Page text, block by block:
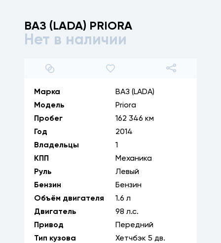
ВАЗ (LADA) PRIORA
Нет в наличии
1/ 32
Марка
ВАЗ (LADA)
Модель
Priora
Пробег
162 346 км
Год
2014
Владельцы
1
КПП
Механика
Руль
Левый
Бензин
Бензин
Объём двигателя
1.6 л
Двигатель
98 л.с.
Привод
Передний
Тип кузова
Хетчбэк 5 дв.